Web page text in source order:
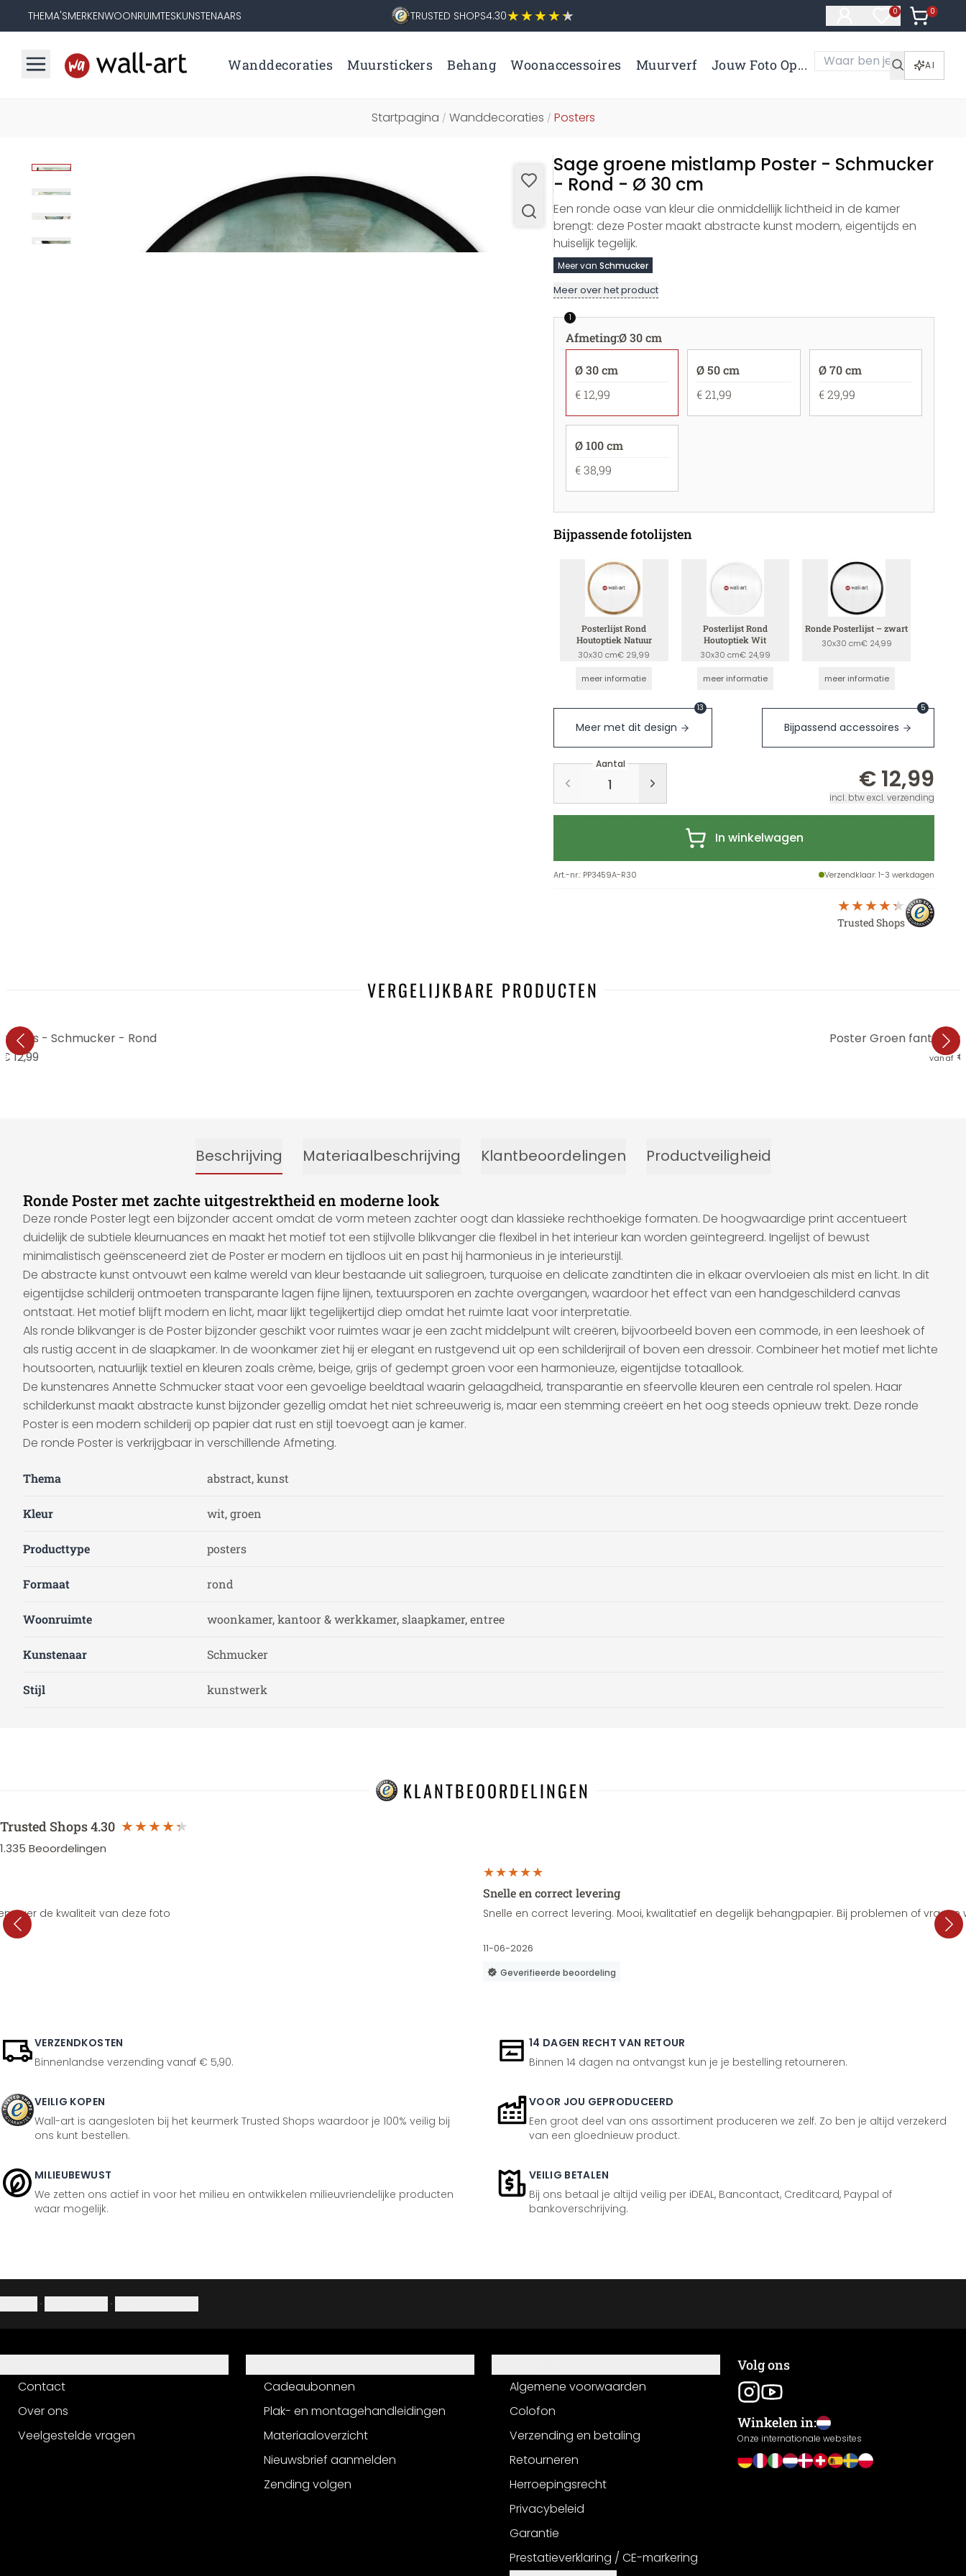
THEMA'SMERKENWOONRUIMTESKUNSTENAARS TRUSTED SHOPS4.30 0
Artikelen in
0
Artikelen
Wanddecoraties Muurstickers Behang Woonaccessoires Muurverf Jouw Foto Op... AI
Startpagina / Wanddecoraties / Posters
Sage groene mistlamp Poster - Schmucker
- Rond - Ø 30 cm
Een ronde oase van kleur die onmiddellijk lichtheid in de kamer
brengt: deze Poster maakt abstracte kunst modern, eigentijds en
huiselijk tegelijk.
Meer van Schmucker
Meer over het product
1
Afmeting:Ø 30 cm
Ø 30 cm
€ 12,99
Ø 50 cm
€ 21,99
Ø 70 cm
€ 29,99
Ø 100 cm
€ 38,99
Bijpassende fotolijsten
Posterlijst Rond
Houtoptiek Natuur
30x30 cm€ 29,99
meer informatie
Posterlijst Rond
Houtoptiek Wit
30x30 cm€ 24,99
meer informatie
Ronde Posterlijst – zwart
30x30 cm€ 24,99
meer informatie
Meer met dit design
13
Bijpassend accessoires
5
Aantal
€ 12,99
incl. btw excl. verzending
In winkelwagen
Art.-nr.: PP3459A-R30 Verzendklaar: 1-3 werkdagen
Trusted Shops
VERGELIJKBARE PRODUCTEN
- Schmucker - Rond
€ 12,99
Poster Groen
vanaf
Beschrijving Materiaalbeschrijving Klantbeoordelingen Productveiligheid
Ronde Poster met zachte uitgestrektheid en moderne look
Deze ronde Poster legt een bijzonder accent omdat de vorm meteen zachter oogt dan klassieke rechthoekige formaten. De hoogwaardige print accentueert
duidelijk de subtiele kleurnuances en maakt het motief tot een stijlvolle blikvanger die flexibel in het interieur kan worden geïntegreerd. Ingelijst of bewust
minimalistisch geënsceneerd ziet de Poster er modern en tijdloos uit en past hij harmonieus in je interieurstijl.
De abstracte kunst ontvouwt een kalme wereld van kleur bestaande uit saliegroen, turquoise en delicate zandtinten die in elkaar overvloeien als mist en licht. In dit
eigentijdse schilderij ontmoeten transparante lagen fijne lijnen, textuursporen en zachte overgangen, waardoor het effect van een handgeschilderd canvas
ontstaat. Het motief blijft modern en licht, maar lijkt tegelijkertijd diep omdat het ruimte laat voor interpretatie.
Als ronde blikvanger is de Poster bijzonder geschikt voor ruimtes waar je een zacht middelpunt wilt creëren, bijvoorbeeld boven een commode, in een leeshoek of
als rustig accent in de slaapkamer. In de woonkamer ziet hij er elegant en rustgevend uit op een schilderijrail of boven een dressoir. Combineer het motief met lichte
houtsoorten, natuurlijk textiel en kleuren zoals crème, beige, grijs of gedempt groen voor een harmonieuze, eigentijdse totaallook.
De kunstenares Annette Schmucker staat voor een gevoelige beeldtaal waarin gelaagdheid, transparantie en sfeervolle kleuren een centrale rol spelen. Haar
schilderkunst maakt abstracte kunst bijzonder gezellig omdat het niet schreeuwerig is, maar een stemming creëert en het oog steeds opnieuw trekt. Deze ronde
Poster is een modern schilderij op papier dat rust en stijl toevoegt aan je kamer.
De ronde Poster is verkrijgbaar in verschillende Afmeting.
Thema abstract, kunst
Kleur wit, groen
Producttype posters
Formaat rond
Woonruimte woonkamer, kantoor & werkkamer, slaapkamer, entree
Kunstenaar Schmucker
Stijl kunstwerk
KLANTBEOORDELINGEN
Trusted Shops4.30
1.335 Beoordelingen
over de kwaliteit van deze foto
Snelle en correct levering
Snelle en correct levering. Mooi, kwalitatief en degelijk behangpapier. Bij problemen of
11-06-2026
Geverifieerde beoordeling
VERZENDKOSTEN
Binnenlandse verzending vanaf € 5,90.
14 DAGEN RECHT VAN RETOUR
Binnen 14 dagen na ontvangst kun je je bestelling retourneren.
VEILIG KOPEN
Wall-art is aangesloten bij het keurmerk Trusted Shops waardoor je 100% veilig bij
ons kunt bestellen.
VOOR JOU GEPRODUCEERD
Een groot deel van ons assortiment produceren we zelf. Zo ben je altijd verzekerd
van een gloednieuw product.
MILIEUBEWUST
We zetten ons actief in voor het milieu en ontwikkelen milieuvriendelijke producten
waar mogelijk.
VEILIG BETALEN
Bij ons betaal je altijd veilig per iDEAL, Bancontact, Creditcard, Paypal of
bankoverschrijving.
· ·
Contact
Over ons
Veelgestelde vragen
Cadeaubonnen
Plak- en montagehandleidingen
Materiaaloverzicht
Nieuwsbrief aanmelden
Zending volgen
Algemene voorwaarden
Colofon
Verzending en betaling
Retourneren
Herroepingsrecht
Privacybeleid
Garantie
Prestatieverklaring / CE-markering
Volg ons
Winkelen in:
Onze internationale websites